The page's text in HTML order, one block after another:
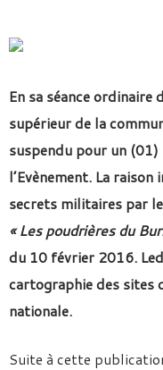
En sa séance
supérieur de la
suspendu pour un
l’Evènement. La
secrets militaires par
« Les poudrières du
du 10 février 2016.
cartographie des sites
nationale.
Suite à cette